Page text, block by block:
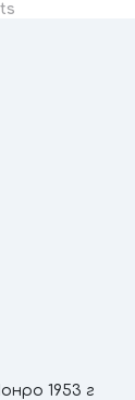
1953 г